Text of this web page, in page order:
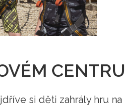
CENTRU
si děti zahrály hru